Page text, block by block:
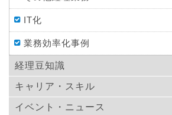
IT化
業務効率化事例
経理豆知識
法律
税金
キャリア・スキル
スキルアップ
イベント・ニュース